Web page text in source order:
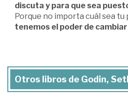
discuta y para que sea
Porque no importa cuál sea tu
tenemos el poder de
Otros libros de Godin,